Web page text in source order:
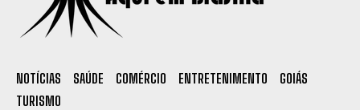
NOTÍCIAS SAÚDE COMÉRCIO ENTRETENIMENTO
GOIÁS
TURISMO